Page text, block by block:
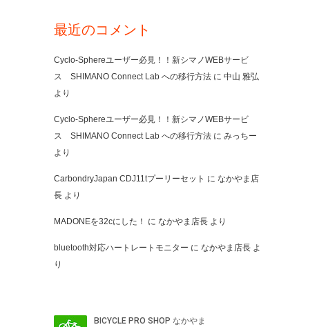
最近のコメント
Cyclo-Sphereユーザー必見！！新シマノWEBサービ
ス SHIMANO Connect Lab への移行方法 に 中山 雅弘
より
Cyclo-Sphereユーザー必見！！新シマノWEBサービ
ス SHIMANO Connect Lab への移行方法 に みっちー
より
CarbondryJapan CDJ11tプーリーセット に なかやま店
長 より
MADONEを32cにした！ に なかやま店長 より
bluetooth対応ハートレートモニター に なかやま店長 よ
り